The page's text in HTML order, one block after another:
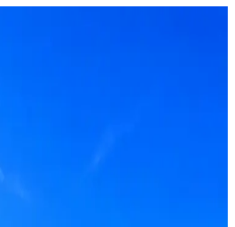
с Эйч